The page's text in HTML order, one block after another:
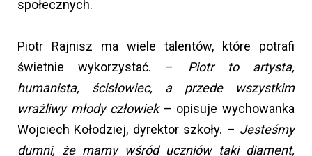
społecznych.
Piotr Rajnisz ma wiele talentów, które potrafi
świetnie wykorzystać. – Piotr to artysta,
humanista, ścisłowiec, a przede wszystkim
wrażliwy młody człowiek– opisuje wychowanka
Wojciech Kołodziej, dyrektor szkoły. – Jesteśmy
dumni, że mamy wśród uczniów taki diament,